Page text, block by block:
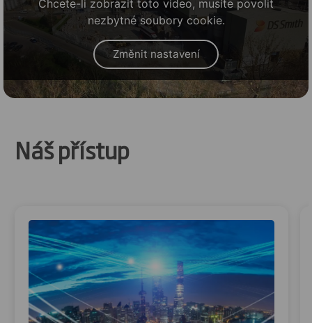
Chcete-li zobrazit toto video, musíte povolit
nezbytné soubory cookie.
Změnit nastavení
Náš přístup